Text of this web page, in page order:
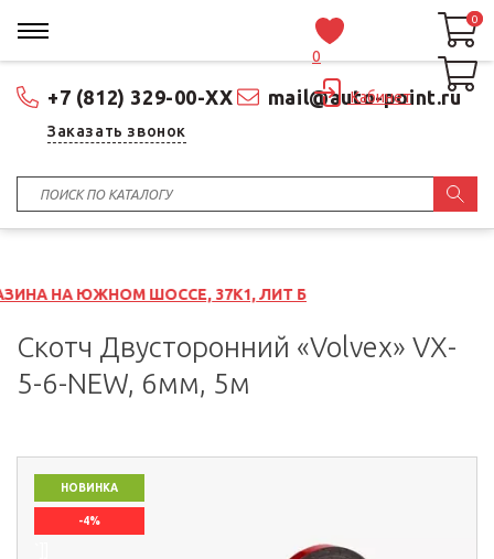
+7 (812) 329-00-XX mail@auto-point.ru
Заказать звонок
0
Кабинет
0
0
ШОССЕ, 37К1, ЛИТ Б
Скотч Двусторонний «Volvex» VX-
5-6-NEW, 6мм, 5м
НОВИНКА
-4%